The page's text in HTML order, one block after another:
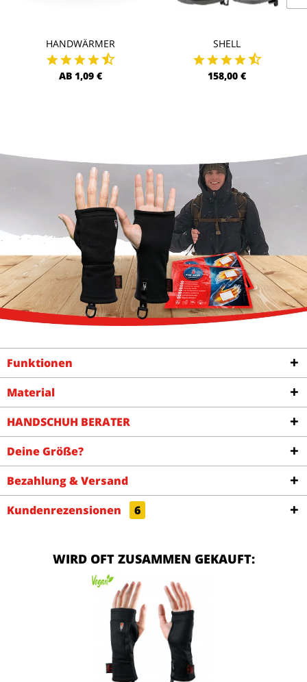
HANDWÄRMER
AB 1,09 €
SHELL
158,00 €
Funktionen
Material
HANDSCHUH BERATER
Deine Größe?
Bezahlung & Versand
Kundenrezensionen
6
WIRD OFT ZUSAMMEN GEKAUFT: